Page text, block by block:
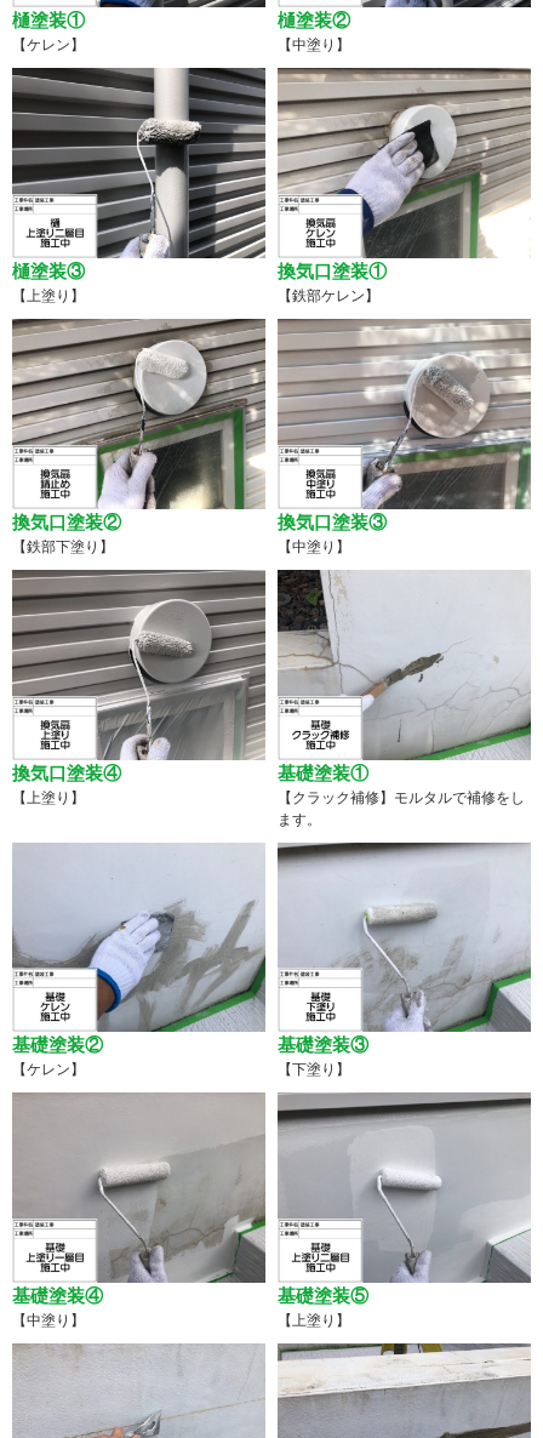
樋塗装①
【ケレン】
樋塗装②
【中塗り】
樋塗装③
【上塗り】
換気口塗装①
【鉄部ケレン】
換気口塗装②
【鉄部下塗り】
換気口塗装③
【中塗り】
換気口塗装④
【上塗り】
基礎塗装①
【クラック補修】モルタルで補修をし
ます。
基礎塗装②
【ケレン】
基礎塗装③
【下塗り】
基礎塗装④
【中塗り】
基礎塗装⑤
【上塗り】